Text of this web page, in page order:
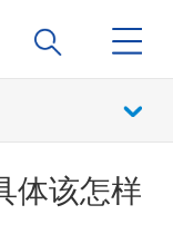
体该怎样